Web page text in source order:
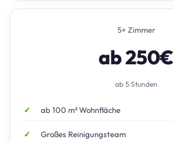
5+ Zimmer
ab 250€
ab 5 Stunden
ab 100 m² Wohnfläche
Großes Reinigungsteam